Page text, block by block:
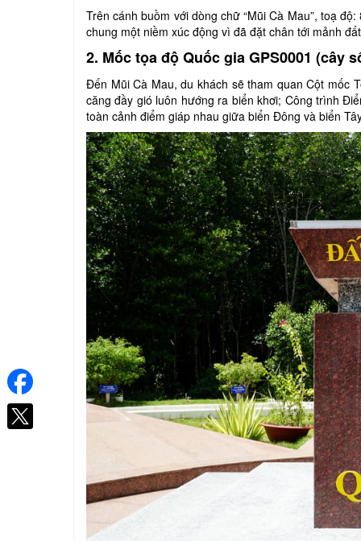
Trên cánh buồm với dòng chữ “Mũi Cà Mau”, toạ
chung một niềm xúc động vì đã đặt chân tới mảnh
2. Mốc tọa độ Quốc gia GPS0001 (cây
Đến Mũi Cà Mau, du khách sẽ tham quan Cột mốc
căng đầy gió luôn hướng ra biển khơi; Công trình
toàn cảnh điểm giáp nhau giữa biển Đông và biển